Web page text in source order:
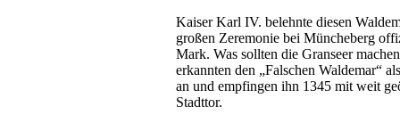
Kaiser Karl IV. belehnte diesen
großen Zeremonie bei Müncheberg
Mark. Was sollten die Granseer
erkannten den „Falschen Waldemar“
an und empfingen ihn 1345 mit weit
Stadttor.